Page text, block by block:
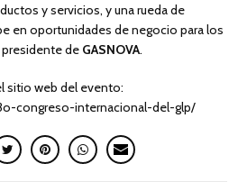
y servicios, y una rueda de
en oportunidades de negocio para los
presidente de GASNOVA.
sitio web del evento:
congreso-internacional-del-glp/